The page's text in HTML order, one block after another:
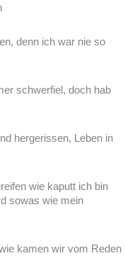
denn ich war nie so
schwerfiel, doch hab
hergerissen, Leben in
wie kaputt ich bin
sowas wie mein
kamen wir vom Reden